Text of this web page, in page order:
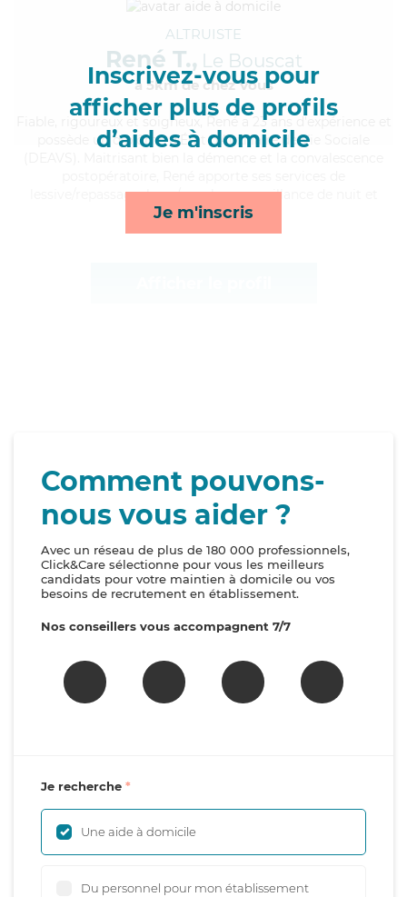
Inscrivez-vous pour
afficher plus de profils
d’aides à domicile
Je m'inscris
ALTRUISTE
René T., Le Bouscat
à 5km de chez Vous
, rigoureux et soigneux, René a 23 ans d'expérience et
possède un diplôme d'État d'Auxiliaire de Vie Sociale
lessive/repassage, lever/coucher, surveillance de nuit et
ménage*
Comment pouvons-
nous vous aider ?
Avec un réseau de plus de 180 000 professionnels,
Click&Care sélectionne pour vous les meilleurs
candidats pour votre maintien à domicile ou vos
besoins de recrutement en établissement.
Nos conseillers vous accompagnent 7/7
Je recherche
Une aide à domicile
Du personnel pour mon établissement